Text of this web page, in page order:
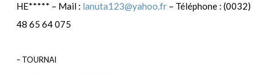
HE***** – Mail : lanuta123@yahoo.fr– Téléphone : (0032)
48 65 64 075
– TOURNAI